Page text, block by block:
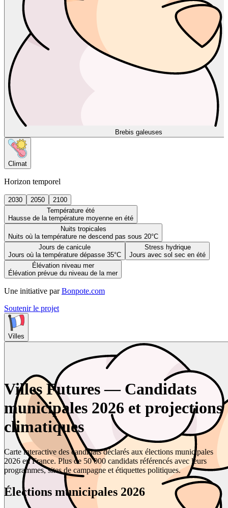
Brebis galeuses
Climat
Horizon temporel
2030 2050
2100
Température été
Hausse de la température moyenne en été
Nuits tropicales
Nuits où la température ne descend pas sous 20°C
Jours de canicule
Jours où la température dépasse 35°C
Stress hydrique
Jours avec sol sec en été
Élévation niveau mer
Élévation prévue du niveau de la mer
Une initiative par Bonpote.com
Soutenir le projet
Villes
Villes Futures — Candidats
municipales 2026 et projections
climatiques
Carte interactive des candidats déclarés aux élections municipales
2026 en France. Plus de 50 000 candidats référencés avec leurs
programmes, sites de campagne et étiquettes politiques.
Élections municipales 2026